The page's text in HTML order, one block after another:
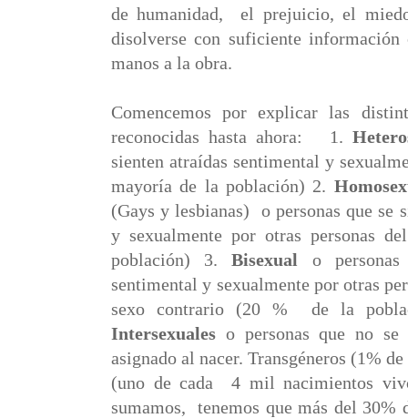
de humanidad, el prejuicio, el
disolverse con suficiente
manos a la obra.
Comencemos por explicar las
reconocidas hasta ahora:
1.
sienten atraídas sentimental y
mayoría de la población) 2.
(Gays y lesbianas)
o personas que se
y sexualmente por otras personas
población) 3.Bisexual o
sentimental y sexualmente por otras
sexo contrario (20 %
de la
Intersexuales o personas que no se
asignado al nacer. Transgéneros (1%
(uno de cada
4 mil nacimientos
sumamos,
tenemos que más del 30%